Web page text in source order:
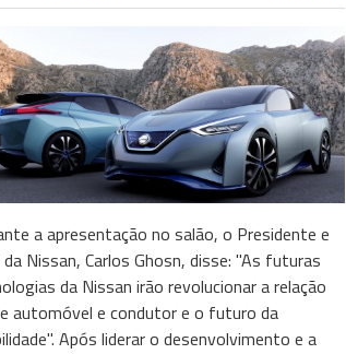
a apresentação no salão, o Presidente e
da Nissan, Carlos Ghosn, disse: "As futuras
da Nissan irão revolucionar a relação
automóvel e condutor e o futuro da
Após liderar o desenvolvimento e a